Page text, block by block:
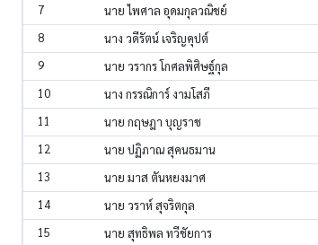
7
นาย ไพศาล อุดมกุลวณิชย์
8
นาง วดีรัตน์ เจริญคุปต์
9
นาย วรากร โกศลพิศิษฐ์กุล
10
นาง กรรณิการ์ งามโสภี
11
นาย กฤษฎา บุญราช
12
นาย ปฏิภาณ สุคนธมาน
13
นาย มาส ตันหยงมาศ
14
นาย วราห์ สุจริตกุล
15
นาย สุทธิพล ทวีชัยการ